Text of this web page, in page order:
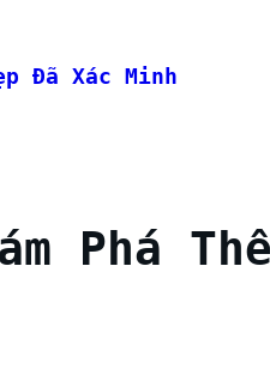
Đã Xác Minh
Phá